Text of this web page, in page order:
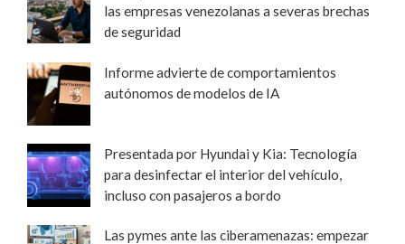
las empresas venezolanas a severas brechas
de seguridad
Informe advierte de comportamientos
autónomos de modelos de IA
Presentada por Hyundai y Kia: Tecnología
para desinfectar el interior del vehículo,
incluso con pasajeros a bordo
Las pymes ante las ciberamenazas: empezar